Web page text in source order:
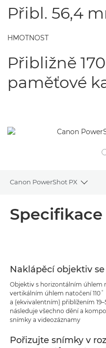
Přibl. 56,4
HMOTNOST
Přibližně
paměťové
Canon PowerShot PX
Specifikace
Naklápěcí objektiv
Objektiv s horizontálním úhlem
vertikálním úhlem natočení 110˚
a (ekvivalentním) přiblížením
následuje všechno dění a
snímky a videozáznamy
Pořizujte snímky v